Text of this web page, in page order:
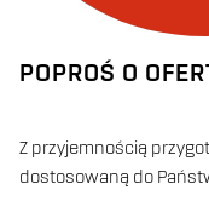
POPROŚ O
Z przyjemnością
dostosowaną do